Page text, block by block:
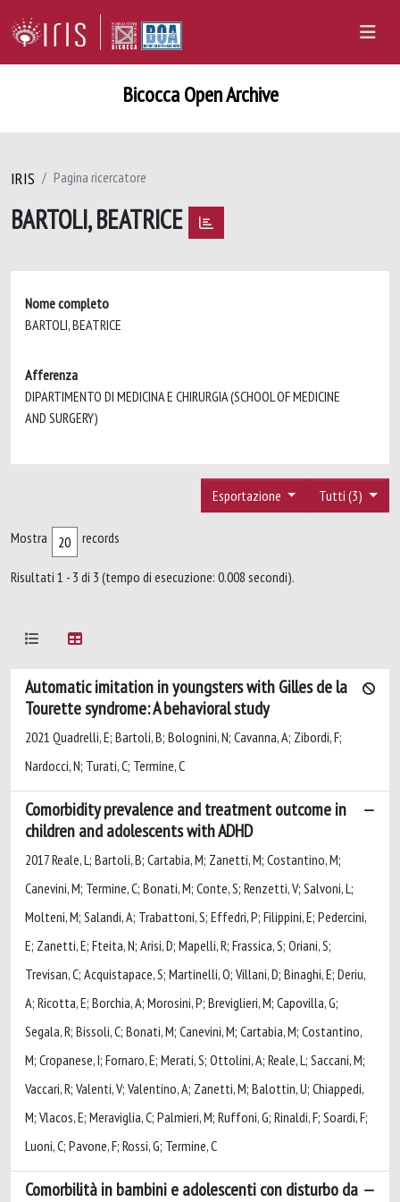
Bicocca Open Archive
IRIS Pagina ricercatore
BARTOLI, BEATRICE
Nome completo
BARTOLI, BEATRICE
Afferenza
DIPARTIMENTO DI MEDICINA E CHIRURGIA (SCHOOL OF MEDICINE
AND SURGERY)
Tutti (3)
Esportazione
Mostra records
Risultati 1 - 3 di 3 (tempo di esecuzione: 0.008 secondi).
Automatic imitation in youngsters with Gilles de la
Tourette syndrome: A behavioral study
2021 Quadrelli, E; Bartoli, B; Bolognini, N; Cavanna, A; Zibordi, F;
Nardocci, N; Turati, C; Termine, C
Comorbidity prevalence and treatment outcome in
children and adolescents with ADHD
2017 Reale, L; Bartoli, B; Cartabia, M; Zanetti, M; Costantino, M;
Canevini, M; Termine, C; Bonati, M; Conte, S; Renzetti, V; Salvoni, L;
Molteni, M; Salandi, A; Trabattoni, S; Effedri, P; Filippini, E; Pedercini,
E; Zanetti, E; Fteita, N; Arisi, D; Mapelli, R; Frassica, S; Oriani, S;
Trevisan, C; Acquistapace, S; Martinelli, O; Villani, D; Binaghi, E; Deriu,
A; Ricotta, E; Borchia, A; Morosini, P; Breviglieri, M; Capovilla, G;
Segala, R; Bissoli, C; Bonati, M; Canevini, M; Cartabia, M; Costantino,
M; Cropanese, I; Fornaro, E; Merati, S; Ottolini, A; Reale, L; Saccani, M;
Vaccari, R; Valenti, V; Valentino, A; Zanetti, M; Balottin, U; Chiappedi,
M; Vlacos, E; Meraviglia, C; Palmieri, M; Ruffoni, G; Rinaldi, F; Soardi, F;
Luoni, C; Pavone, F; Rossi, G; Termine, C
Comorbilità in bambini e adolescenti con disturbo da